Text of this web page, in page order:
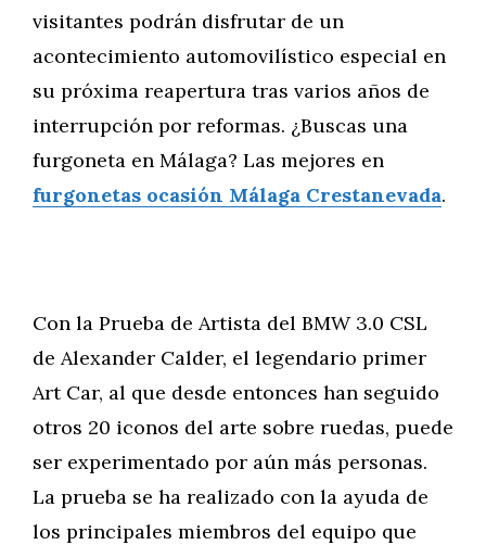
visitantes podrán disfrutar de un
acontecimiento automovilístico especial en
su próxima reapertura tras varios años de
interrupción por reformas. ¿Buscas una
furgoneta en Málaga? Las mejores en
furgonetas ocasión Málaga Crestanevada.
Con la Prueba de Artista del BMW 3.0 CSL
de Alexander Calder, el legendario primer
Art Car, al que desde entonces han seguido
otros 20 iconos del arte sobre ruedas, puede
ser experimentado por aún más personas.
La prueba se ha realizado con la ayuda de
los principales miembros del equipo que